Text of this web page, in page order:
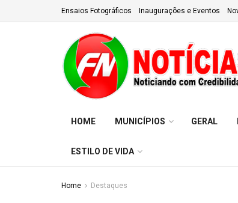
Ensaios Fotográficos Inaugurações e Eventos
HOME MUNICÍPIOS GERAL
ESTILO DE VIDA
Home Destaques